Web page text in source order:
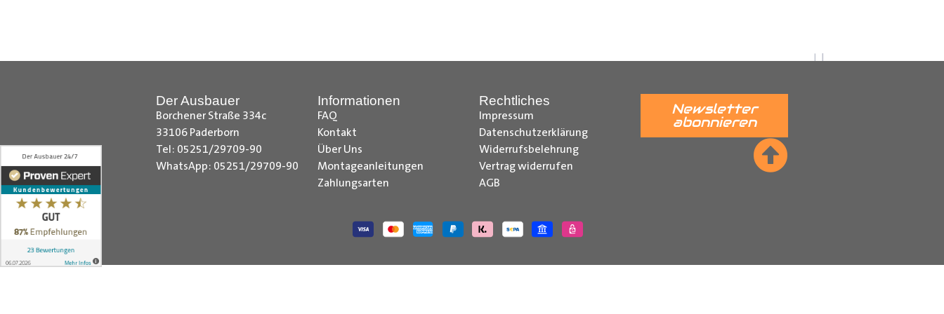
__________________________________________________________________________________
Der Ausbauer
Borchener Straße 334c
33106 Paderborn
Tel: 05251/29709-90
WhatsApp: 05251/29709-90
Informationen
FAQ
Kontakt
Über Uns
Montageanleitungen
Zahlungsarten
Rechtliches
Impressum
Datenschutzerklärung
Widerrufsbelehrung
Vertrag widerrufen
AGB
Newsletter
abonnieren